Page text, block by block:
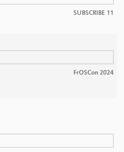
SUBSCRIBE 11
FrOSCon 2024